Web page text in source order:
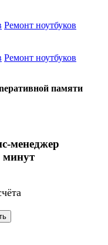
Ремонт ноутбуков
Ремонт ноутбуков
памяти
менеджер
минут